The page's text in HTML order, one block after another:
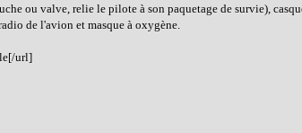
ou valve, relie le pilote à son paquetage de survie),
de l'avion et masque à oxygène.
url]